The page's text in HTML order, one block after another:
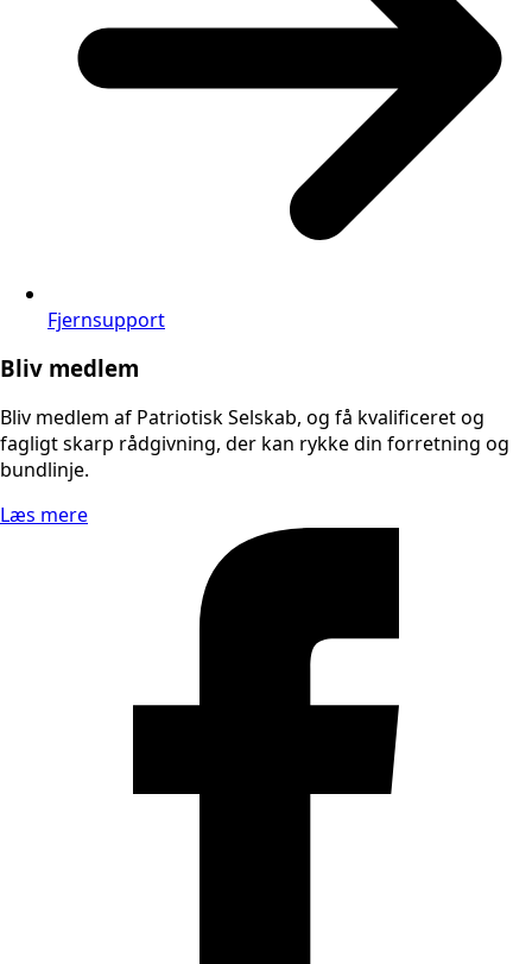
Fjernsupport
Bliv medlem
Bliv medlem af Patriotisk Selskab, og få kvalificeret og
fagligt skarp rådgivning, der kan rykke din forretning og
bundlinje.
Læs mere